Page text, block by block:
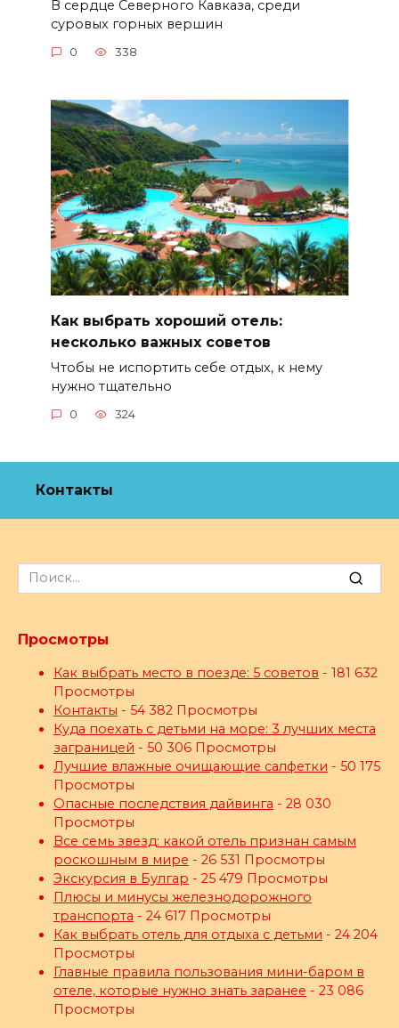
В сердце Северного Кавказа, среди
суровых горных вершин
0 338
Как выбрать хороший отель:
несколько важных советов
Чтобы не испортить себе отдых, к нему
нужно тщательно
0 324
Контакты
Search
for:
Просмотры
Как выбрать место в поезде: 5 советов - 181 632
Просмотры
Контакты - 54 382 Просмотры
Куда поехать с детьми на море: 3 лучших места
заграницей - 50 306 Просмотры
Лучшие влажные очищающие салфетки - 50 175
Просмотры
Опасные последствия дайвинга - 28 030
Просмотры
Все семь звезд: какой отель признан самым
роскошным в мире - 26 531 Просмотры
Экскурсия в Булгар - 25 479 Просмотры
Плюсы и минусы железнодорожного
транспорта - 24 617 Просмотры
Как выбрать отель для отдыха с детьми - 24 204
Просмотры
Главные правила пользования мини-баром в
отеле, которые нужно знать заранее - 23 086
Просмотры